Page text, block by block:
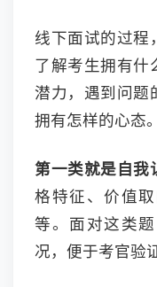
线下面试的过程
了解考生拥有什
潜力，遇到问题
拥有怎样的心态
第一类就是自我
格特征、价值
等。面对这类
况，便于考官验